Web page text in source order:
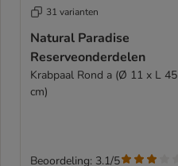
31 varianten
Natural Paradise
Reserveonderdelen
Krabpaal Rond a (Ø 11 x L 45
cm)
Beoordeling: 3.1/5